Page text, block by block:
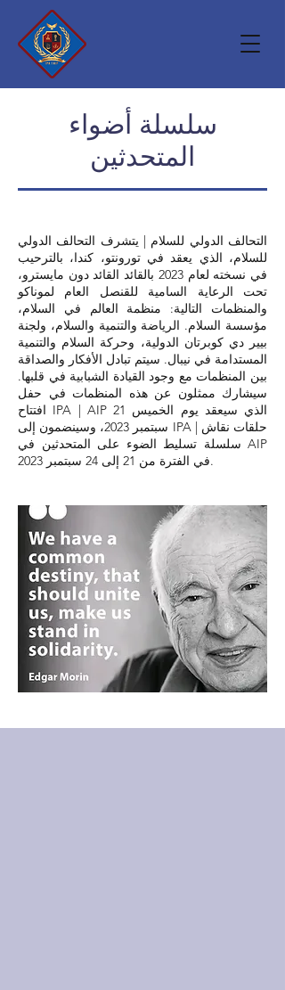
سلسلة أضواء
المتحدثين
التحالف الدولي للسلام | يتشرف التحالف الدولي
للسلام، الذي يعقد في تورونتو، كندا، بالترحيب
في نسخته لعام 2023 بالقائد القائد دون مايسترو،
تحت الرعاية السامية للقنصل العام لموناكو
والمنظمات التالية: منظمة العالم في السلام،
مؤسسة السلام. الرياضة والتنمية والسلام، ولجنة
بيير دي كوبرتان الدولية، وحركة السلام والتنمية
المستدامة في نيبال. سيتم تبادل الأفكار والصداقة
بين المنظمات مع وجود القيادة الشبابية في قلبها.
سيشارك ممثلون عن هذه المنظمات في حفل
افتتاح IPA | AIP الذي سيعقد يوم الخميس 21
سبتمبر 2023، وسينضمون إلى IPA | حلقات نقاش
سلسلة تسليط الضوء على المتحدثين في AIP
في الفترة من 21 إلى 24 سبتمبر 2023.